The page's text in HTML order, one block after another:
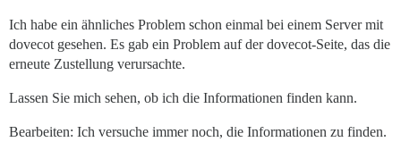
Ich habe ein ähnliches Problem schon einmal bei einem Server mit
dovecot gesehen. Es gab ein Problem auf der dovecot-Seite, das die
erneute Zustellung verursachte.
Lassen Sie mich sehen, ob ich die Informationen finden kann.
Bearbeiten: Ich versuche immer noch, die Informationen zu finden.